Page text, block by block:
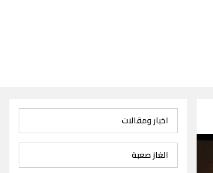
اخبار ومقالات
الغاز صعبة